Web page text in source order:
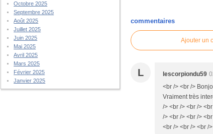
Octobre 2025
Septembre 2025
Août 2025
Juillet 2025
Juin 2025
Mai 2025
Avril 2025
Mars 2025
Février 2025
Janvier 2025
commentaires
Ajouter un
L lescorpiondu59
<br /> <br />
Vraiment très
/> <br /> <br />
/> <br /> <br />
<br /> <br /> <br /